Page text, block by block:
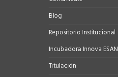
Blog
Repositorio Institucional
Incubadora Innova ESAN
Titulación